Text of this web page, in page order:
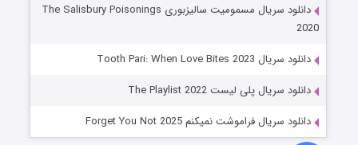
دانلود سریال مسمومیت سالیزبوری The Salisbury Poisonings
2020
دانلود سریال Tooth Pari: When Love Bites 2023
دانلود سریال پلی لیست The Playlist 2022
دانلود سریال فراموشت نمیکنم Forget You Not 2025